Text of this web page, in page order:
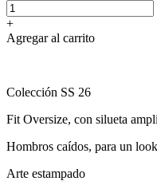
+
Agregar al carrito
Colección SS 26
Fit Oversize, con silueta
Hombros caídos, para un
Arte estampado